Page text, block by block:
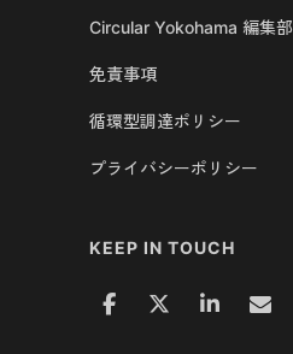
Circular Yokohama 編集部
免責事項
循環型調達ポリシー
プライバシーポリシー
KEEP IN TOUCH